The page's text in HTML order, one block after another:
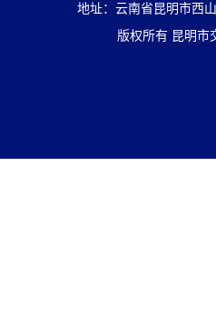
地址：云南省昆明市西
版权所有 昆明市